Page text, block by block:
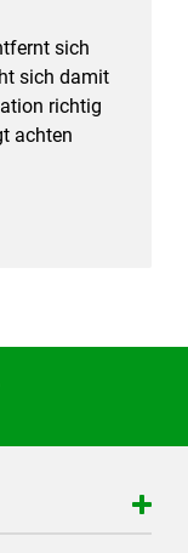
sich
sich damit
richtig
achten